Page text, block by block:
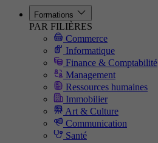
Formations
PAR FILIÈRES
Commerce
Informatique
Finance & Comptabilité
Management
Ressources humaines
Immobilier
Art & Culture
Communication
Santé